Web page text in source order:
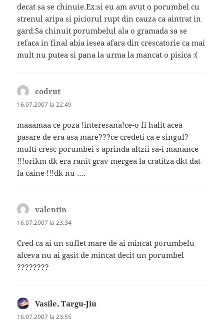
decat sa se chinuie.Ex:si eu am avut o porumbel cu
strenul aripa si piciorul rupt din cauza ca aintrat in
gard.Sa chinuit porumbelul ala o gramada sa se
refaca in final abia iesea afara din crescatorie ca mai
mult nu putea si pana la urma la mancat o pisica :(
codrut
16.07.2007 la 22:49
maaamaa ce poza !interesana!ce-o fi halit acea
pasare de era asa mare???ce credeti ca e singul?
multi cresc porumbei s aprinda altzii sa-i manance
!!!orikm dk era ranit grav mergea la cratitza dkt dat
la caine !!!dk nu ….
valentin
16.07.2007 la 23:34
Cred ca ai un suflet mare de ai mincat porumbelu
alceva nu ai gasit de mincat decit un porumbel
????????
Vasile, Targu-Jiu
16.07.2007 la 23:55